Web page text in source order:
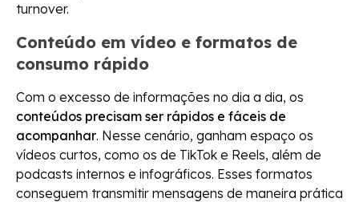
turnover.
Conteúdo em vídeo e formatos de
consumo rápido
Com o excesso de informações no dia a dia, os
conteúdos precisam ser rápidos e fáceis de
acompanhar. Nesse cenário, ganham espaço os
vídeos curtos, como os de TikTok e Reels, além de
podcasts internos e infográficos. Esses formatos
conseguem transmitir mensagens de maneira prática